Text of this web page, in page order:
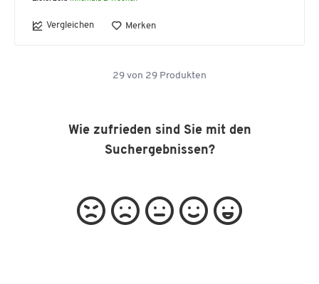
Vergleichen Merken
29 von 29 Produkten
Wie zufrieden sind Sie mit den
Suchergebnissen?